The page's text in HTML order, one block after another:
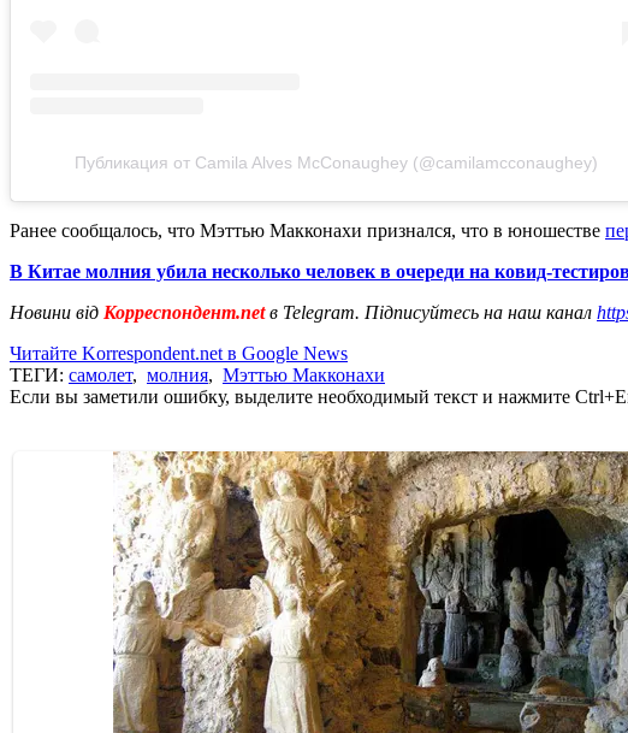
Публикация от Camila Alves McConaughey (@camilamcconaughey)
Ранее сообщалось, что Мэттью Макконахи признался, что в юношестве
В Китае молния убила несколько человек в очереди на ковид-
Новини від Корреспондент.netв Telegram. Підписуйтесь на наш канал
Читайте Korrespondent.net в Google News
ТЕГИ: самолет, молния, Мэттью Макконахи
Если вы заметили ошибку, выделите необходимый текст и нажмите